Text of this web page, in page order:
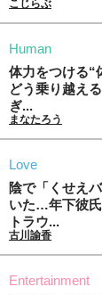
こじらぶ
Human
体力をつける“
どう乗り越え
ぎ...
まなたろう
Love
陰で「くせえ
いた…年下彼
トラウ...
古川諭香
Entertainment